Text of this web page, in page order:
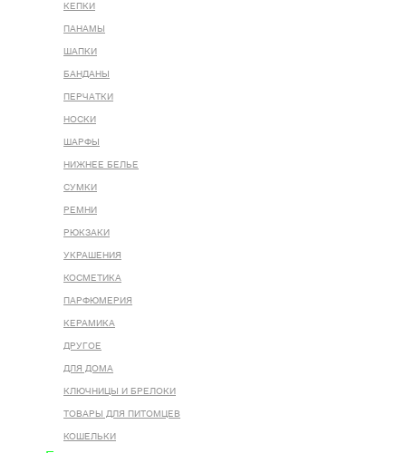
КЕПКИ
ПАНАМЫ
ШАПКИ
БАНДАНЫ
ПЕРЧАТКИ
НОСКИ
ШАРФЫ
НИЖНЕЕ БЕЛЬЕ
СУМКИ
РЕМНИ
РЮКЗАКИ
УКРАШЕНИЯ
КОСМЕТИКА
ПАРФЮМЕРИЯ
КЕРАМИКА
ДРУГОЕ
ДЛЯ ДОМА
КЛЮЧНИЦЫ И БРЕЛОКИ
ТОВАРЫ ДЛЯ ПИТОМЦЕВ
КОШЕЛЬКИ